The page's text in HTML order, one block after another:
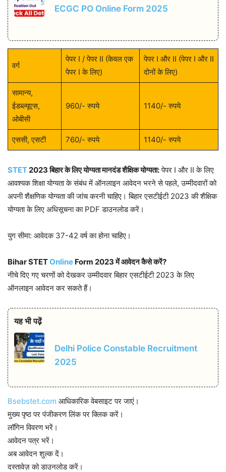
ECGC PO Online Form 2025
वर्ग
पेपर I / पेपर II (केवल एक
पेपर I के लिए)
पेपर I और II (पेपर I और II
दोनों के लिए)
सामान्य,
ईडब्ल्यूएस,
ओबीसी
960/- रुपये 1140/- रुपये
एससी, एसटी 760/- रुपये 1140/- रुपये
STET2023 बिहार के लिए योग्यता मानदंड शैक्षिक योग्यता:पेपर I और II के लिए
आवश्यक शिक्षा योग्यता के संबंध में ऑनलाइन आवेदन भरने से पहले, उम्मीदवारों को
अपनी शैक्षणिक योग्यता की जांच करनी चाहिए। बिहार एसटीईटी 2023 की शैक्षिक
योग्यता के लिए अधिसूचना का PDF डाउनलोड करें।
युग सीमा: आवेदक 37-42 वर्ष का होना चाहिए।
Bihar STETOnline Form 2023में आवेदन कैसे करें?
नीचे दिए गए चरणों को देखकर उम्मीदवार बिहार एसटीईटी 2023 के लिए
ऑनलाइन आवेदन कर सकते हैं।
यह भी पढ़ें
Delhi Police Constable Recruitment
2025
Bsebstet.com आधिकारिक वेबसाइट पर जाएं।
मुख्य पृष्ठ पर पंजीकरण लिंक पर क्लिक करें।
लॉगिन विवरण भरें।
आवेदन पत्र भरें।
अब आवेदन शुल्क दें।
दस्तावेज़ को डाउनलोड करें।